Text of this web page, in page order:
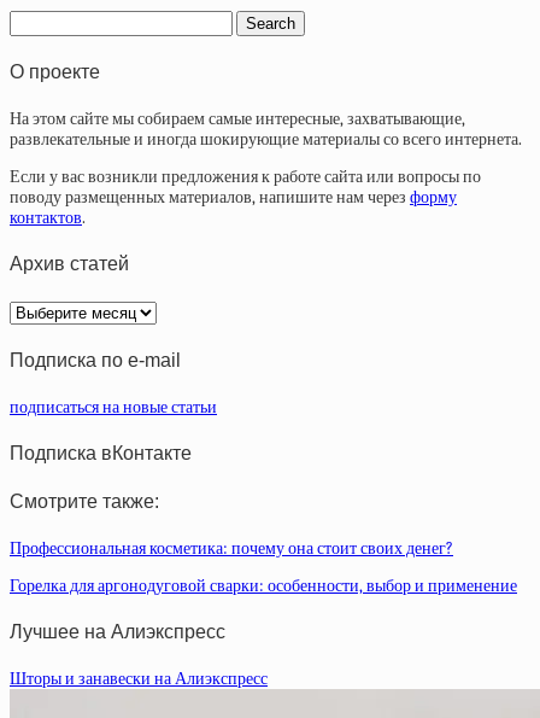
О проекте
На этом сайте мы собираем самые интересные, захватывающие,
развлекательные и иногда шокирующие материалы со всего интернета.
Если у вас возникли предложения к работе сайта или вопросы по
поводу размещенных материалов, напишите нам через форму
контактов.
Архив статей
Архив
статей
Подписка по e-mail
подписаться на новые статьи
Подписка вКонтакте
Смотрите также:
Профессиональная косметика: почему она стоит своих денег?
Горелка для аргонодуговой сварки: особенности, выбор и применение
Лучшее на Алиэкспресс
Шторы и занавески на Алиэкспресс